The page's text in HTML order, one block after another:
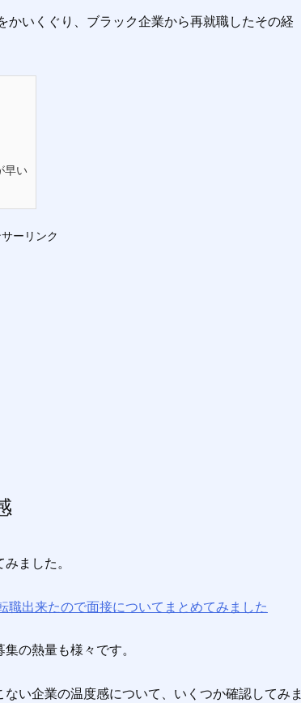
いくぐり、ブラック企業から再就職したその経
早い
ーリンク
ました。
出来たので面接についてまとめてみました
の熱量も様々です。
い企業の温度感について、いくつか確認してみま